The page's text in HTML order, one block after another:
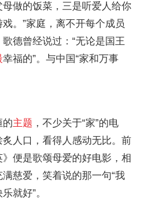
做的饭菜，三是听爱人给你
。”家庭，离不开每个成员
歌德曾经说过：“无论是国王
幸福的”。与中国“家和万事
的主题 ，不少关于“家”的电
人口，看得人感动无比。前
便是歌颂母爱的好电影，相
慈爱，笑着说的那一句“我
就好”。